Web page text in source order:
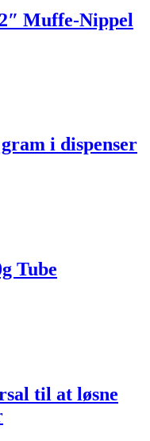
Muffe-Nippel
i dispenser
Tube
til at løsne